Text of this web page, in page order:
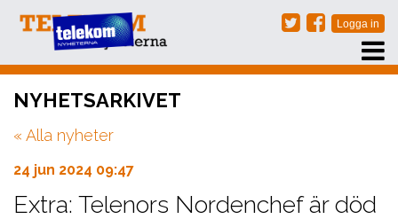
PRENUMERERA
EVENT
NÄTVERKSTRÄFFAR
ARKIV
OM OSS
NYHETSARKIVET
« Alla nyheter
24 jun 2024 09:47
Extra: Telenors Nordenchef är död